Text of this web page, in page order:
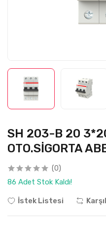
SH 203-B 20
OTO.SİGORTA
(0)
86 Adet Stok Kaldı!
İstek Listesi